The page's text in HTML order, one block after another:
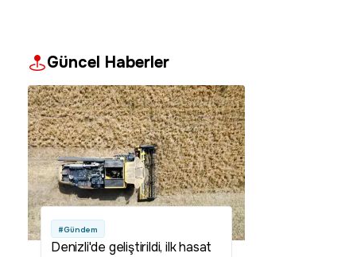
Güncel Haberler
#Gündem
Denizli'de geliştirildi, ilk hasat